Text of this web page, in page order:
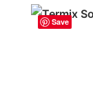
Save